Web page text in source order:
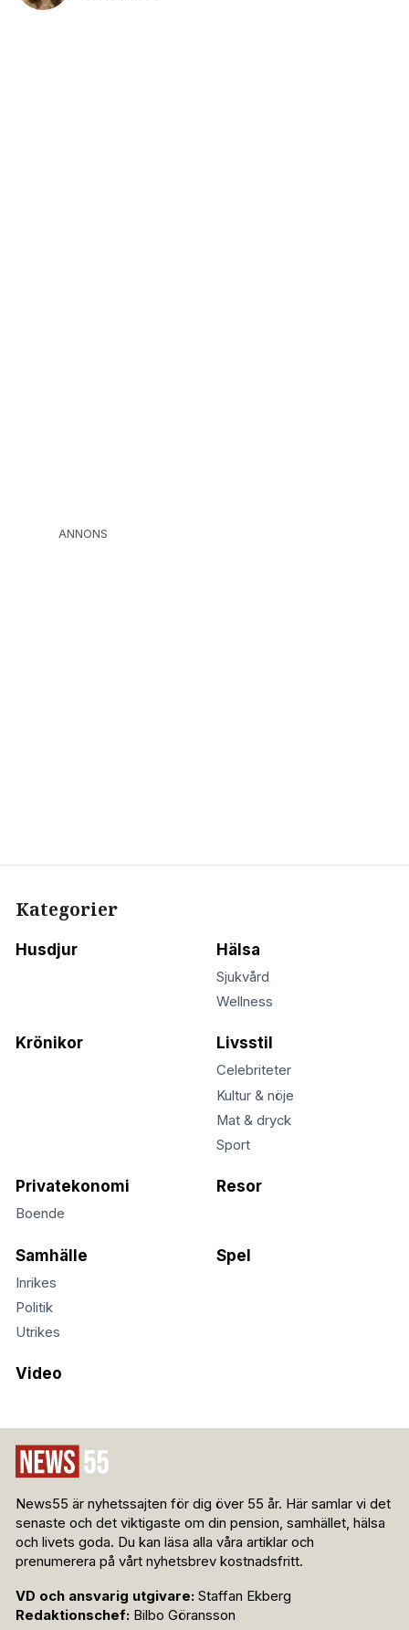
ANNONS
Kategorier
Husdjur Hälsa
Sjukvård
Wellness
Krönikor Livsstil
Celebriteter
Kultur & nöje
Mat & dryck
Sport
Privatekonomi
Boende
Resor
Samhälle
Inrikes
Politik
Utrikes
Spel
Video
News55 är nyhetssajten för dig över 55 år. Här samlar vi det
senaste och det viktigaste om din pension, samhället, hälsa
och livets goda. Du kan läsa alla våra artiklar och
prenumerera på vårt nyhetsbrev kostnadsfritt.
VD och ansvarig utgivare: Staffan Ekberg
Redaktionschef: Bilbo Göransson